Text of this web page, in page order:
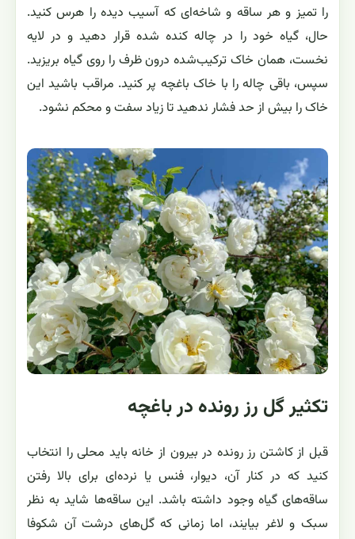
را تمیز و هر ساقه و شاخه‌ای که آسیب دیده را هرس کنید.
حال، گیاه خود را در چاله کنده شده قرار دهید و در لایه
نخست، همان خاک ترکیب‌شده درون ظرف را روی گیاه بریزید.
سپس، باقی چاله را با خاک باغچه پر کنید. مراقب باشید این
خاک را بیش‌ از حد فشار ندهید تا زیاد سفت و محکم نشود.
تکثیر گل رز رونده در باغچه
قبل از کاشتن رز رونده در بیرون از خانه باید محلی را انتخاب
کنید که در کنار آن، دیوار، فنس یا نرده‌ای برای بالا رفتن
ساقه‌های گیاه وجود داشته باشد. این ساقه‌ها شاید به نظر
سبک و لاغر بیایند، اما زمانی که گل‌های درشت آن شکوفا